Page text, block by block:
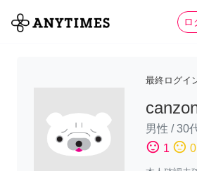
ロ
全て
最終ログイ
男性 /30
sentiment_satisfied 1 sentiment_neutral 0